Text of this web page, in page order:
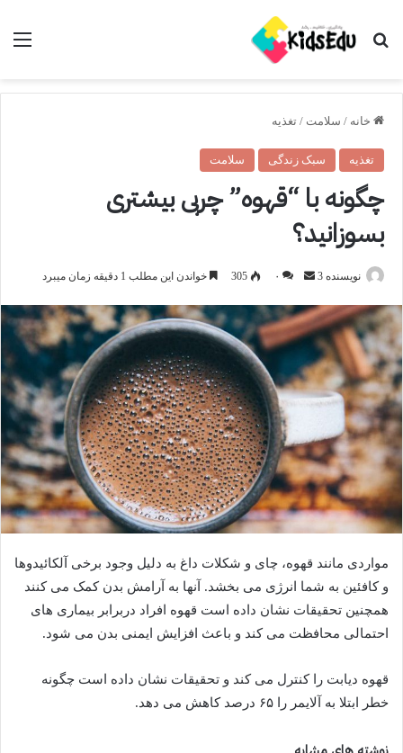
جستجو برای
خانه / سلامت / تغذیه
تغذیه سبک زندگی سلامت
چگونه با “قهوه” چربی بیشتری
بسوزانید؟
نویسنده 3
ارسال
۰ 305 خواندن این مطلب 1 دقیقه زمان میبرد
مواردی مانند قهوه، چای و شکلات داغ به دلیل وجود برخی آلکائیدوها
و کافئین به شما انرژی می بخشد. آنها به آرامش بدن کمک می کنند
همچنین تحقیقات نشان داده است قهوه افراد دربرابر بیماری های
احتمالی محافظت می کند و باعث افزایش ایمنی بدن می شود.
قهوه دیابت را کنترل می کند و تحقیقات نشان داده است چگونه
خطر ابتلا به آلایمر را ۶۵ درصد کاهش می دهد.